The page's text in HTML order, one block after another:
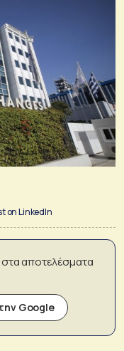
on LinkedIn
αποτελέσματα
Google